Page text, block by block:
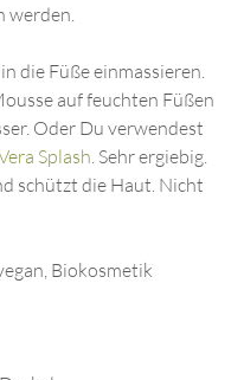
werden.
die Füße einmassieren.
auf feuchten Füßen
Oder Du verwendest
Splash . Sehr ergiebig.
schützt die Haut. Nicht
Biokosmetik